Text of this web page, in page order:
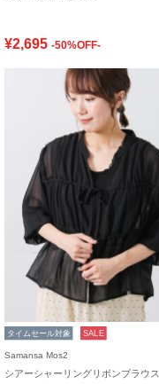
¥2,695 -50%OFF-
タイムセール対象 SALE
Samansa Mos2
シアーシャーリングリボンブラウス